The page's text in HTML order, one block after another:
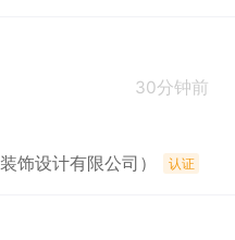
30分钟前
饰设计有限公司） 认证